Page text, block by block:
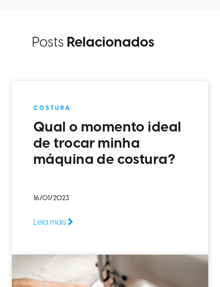
Posts Relacionados
COSTURA
Qual o momento ideal
de trocar minha
máquina de costura?
16/01/2023
Leia mais